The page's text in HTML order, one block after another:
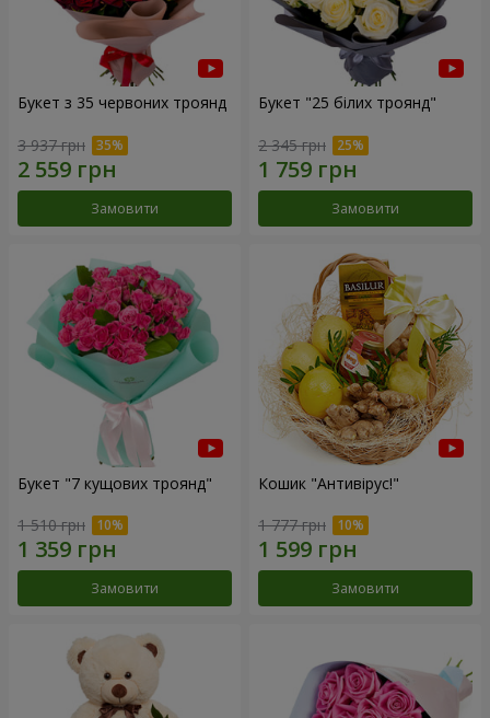
Букет з 35 червоних троянд
3 937 грн
Замовити
Букет "25 білих троянд"
2 345 грн
Замовити
Букет "7 кущових троянд"
1 510 грн
Замовити
Кошик "Антивірус!"
1 777 грн
Замовити